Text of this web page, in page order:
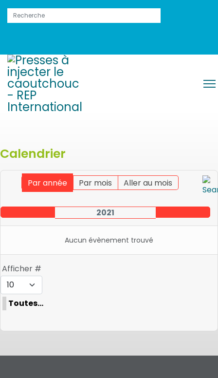
Calendrier
Par année Par mois Aller au mois
2021
Aucun évènement trouvé
Afficher #
Toutes…